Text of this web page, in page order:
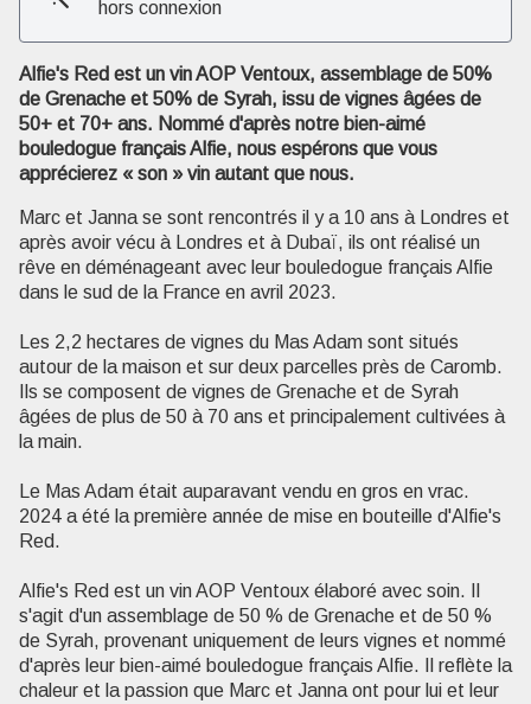
Voir l'image en plein écran
hors connexion
Alfie's Red est un vin AOP Ventoux, assemblage de 50%
de Grenache et 50% de Syrah, issu de vignes âgées de
50+ et 70+ ans. Nommé d'après notre bien-aimé
bouledogue français Alfie, nous espérons que vous
apprécierez « son » vin autant que nous.
Marc et Janna se sont rencontrés il y a 10 ans à Londres et
après avoir vécu à Londres et à Dubaï, ils ont réalisé un
rêve en déménageant avec leur bouledogue français Alfie
dans le sud de la France en avril 2023.
Les 2,2 hectares de vignes du Mas Adam sont situés
autour de la maison et sur deux parcelles près de Caromb.
Ils se composent de vignes de Grenache et de Syrah
âgées de plus de 50 à 70 ans et principalement cultivées à
la main.
Le Mas Adam était auparavant vendu en gros en vrac.
2024 a été la première année de mise en bouteille d'Alfie's
Red.
Alfie's Red est un vin AOP Ventoux élaboré avec soin. Il
s'agit d'un assemblage de 50 % de Grenache et de 50 %
de Syrah, provenant uniquement de leurs vignes et nommé
d'après leur bien-aimé bouledogue français Alfie. Il reflète la
chaleur et la passion que Marc et Janna ont pour lui et leur